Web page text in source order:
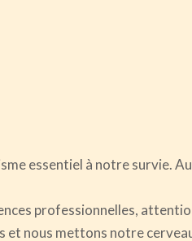
essentiel à notre survie.
professionnelles,
et nous mettons notre